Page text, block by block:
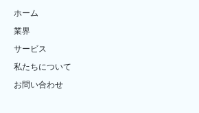
ホーム
業界
サービス
私たちについて
お問い合わせ